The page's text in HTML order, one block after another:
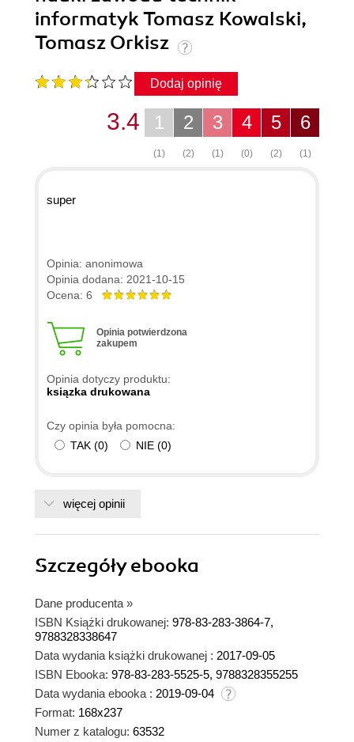
informatyk Tomasz Kowalski,
Tomasz Orkisz
Dodaj opinię
6
(1)
5
(2)
4
(0)
3
(1)
2
(2)
1
(1)
3.4
super
Opinia: anonimowa
Opinia dodana: 2021-10-15
Ocena: 6
Opinia potwierdzona
zakupem
Opinia dotyczy produktu:
ksiązka drukowana
Czy opinia była pomocna:
TAK (0) NIE (0)
więcej opinii
Szczegółyebooka
Dane producenta »
ISBN Książki drukowanej: 978-83-283-3864-7,
9788328338647
Data wydania książki drukowanej : 2017-09-05
ISBN Ebooka: 978-83-283-5525-5, 9788328355255
Data wydania ebooka : 2019-09-04
Format: 168x237
Numer z katalogu: 63532